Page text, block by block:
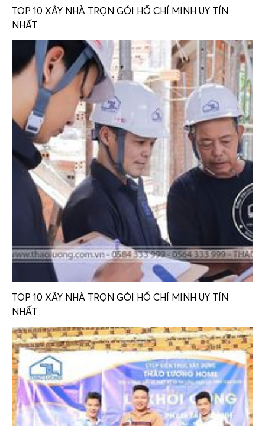
TOP 10 XÂY NHÀ TRỌN GÓI HỒ CHÍ MINH UY TÍN
NHẤT
TOP 10 XÂY NHÀ TRỌN GÓI HỒ CHÍ MINH UY TÍN
NHẤT